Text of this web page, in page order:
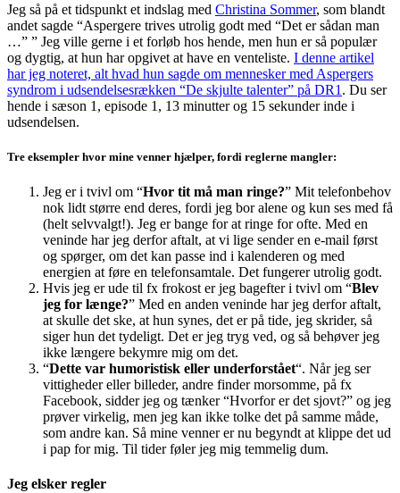
Jeg så på et tidspunkt et indslag med Christina Sommer, som blandt
andet sagde “Aspergere trives utrolig godt med “Det er sådan man
…” ” Jeg ville gerne i et forløb hos hende, men hun er så populær
og dygtig, at hun har opgivet at have en venteliste. I denne artikel
har jeg noteret, alt hvad hun sagde om mennesker med Aspergers
syndrom i udsendelsesrækken “De skjulte talenter” på DR1 . Du ser
hende i sæson 1, episode 1, 13 minutter og 15 sekunder inde i
udsendelsen.
Tre eksempler hvor mine venner hjælper, fordi reglerne mangler:
Jeg er i tvivl om “Hvor tit må man ringe?” Mit telefonbehov
nok lidt større end deres, fordi jeg bor alene og kun ses med få
(helt selvvalgt!). Jeg er bange for at ringe for ofte. Med en
veninde har jeg derfor aftalt, at vi lige sender en e-mail først
og spørger, om det kan passe ind i kalenderen og med
energien at føre en telefonsamtale. Det fungerer utrolig godt.
Hvis jeg er ude til fx frokost er jeg bagefter i tvivl om “Blev
jeg for længe?” Med en anden veninde har jeg derfor aftalt,
at skulle det ske, at hun synes, det er på tide, jeg skrider, så
siger hun det tydeligt. Det er jeg tryg ved, og så behøver jeg
ikke længere bekymre mig om det.
“Dette var humoristisk eller underforstået“. Når jeg ser
vittigheder eller billeder, andre finder morsomme, på fx
Facebook, sidder jeg og tænker “Hvorfor er det sjovt?” og jeg
prøver virkelig, men jeg kan ikke tolke det på samme måde,
som andre kan. Så mine venner er nu begyndt at klippe det ud
i pap for mig. Til tider føler jeg mig temmelig dum.
Jeg elsker regler